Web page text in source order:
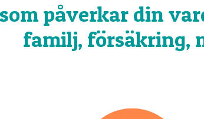
påverkar din
familj, försäkring,